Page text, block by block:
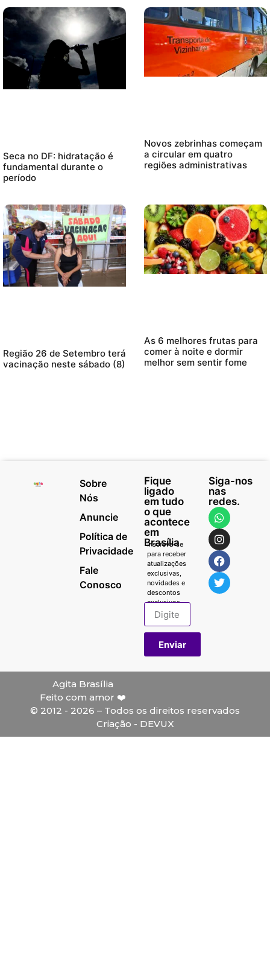
Seca no DF: hidratação é
fundamental durante o
período
Novos zebrinhas começam
a circular em quatro
regiões administrativas
Região 26 de Setembro terá
vacinação neste sábado (8)
As 6 melhores frutas para
comer à noite e dormir
melhor sem sentir fome
Sobre
Nós
Anuncie
Política de
Privacidade
Fale
Conosco
Fique
ligado
em tudo
o que
acontece
em
Brasília
Inscreva-se
para receber
atualizações
exclusivas,
novidades e
descontos
exclusivos.
Enviar
Siga-nos
nas
redes.
Agita Brasília
Feito com amor ❤️
© 2012 - 2026 – Todos os direitos reservados
Criação - DEVUX